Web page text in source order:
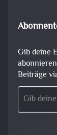
Gib deine
Beiträge
Gib deine E-Mail-Adresse ein ...